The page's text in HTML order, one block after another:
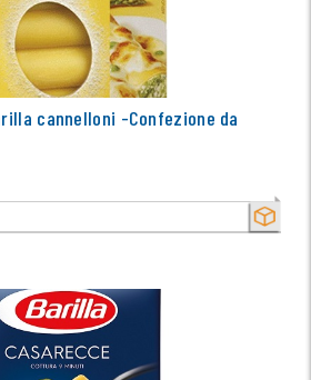
SECCO
cannelloni -Confezione da